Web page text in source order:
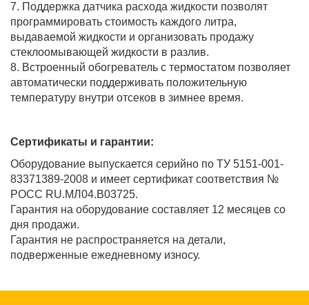
7. Поддержка датчика расхода жидкости позволят
программировать стоимость каждого литра,
выдаваемой жидкости и организовать продажу
стеклоомывающей жидкости в разлив.
8. Встроенный обогреватель с термостатом позволяет
автоматически поддерживать положительную
температуру внутри отсеков в зимнее время.
Сертификаты и гарантии:
Оборудование выпускается серийно по ТУ 5151-001-
83371389-2008 и имеет сертификат соответствия №
РОСС RU.МЛ04.В03725.
Гарантия на оборудование составляет 12 месяцев со
дня продажи.
Гарантия не распространяется на детали,
подверженные ежедневному износу.